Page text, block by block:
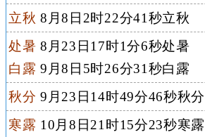
立秋 8月8日2时22分41秒立秋
处暑 8月23日17时1分6秒处暑
白露 9月8日5时26分31秒白露
秋分 9月23日14时49分46秒秋分
寒露 10月8日21时15分23秒寒露